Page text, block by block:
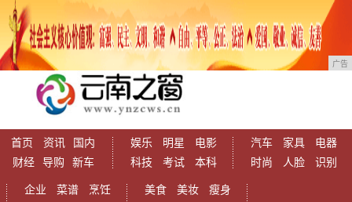
广告
首页 资讯
国内
财经
导购 新车
娱乐 明星
电影
科技
考试 本科
汽车 家具
电器
时尚
人脸 识别
企业 菜谱
烹饪
美食 美妆
瘦身